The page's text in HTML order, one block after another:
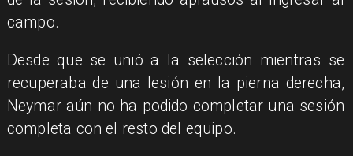
campo.
Desde que se unió a la selección mientras se
recuperaba de una lesión en la pierna derecha,
Neymar aún no ha podido completar una sesión
completa con el resto del equipo.